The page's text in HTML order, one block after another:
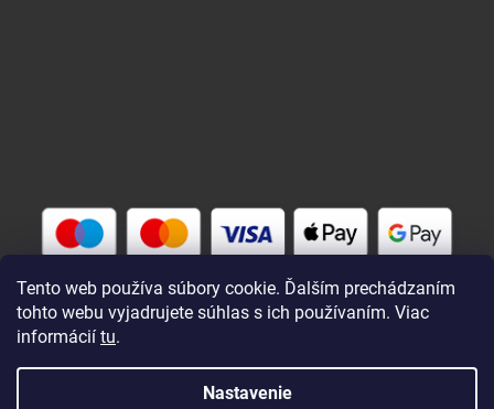
Tento web používa súbory cookie. Ďalším prechádzaním
tohto webu vyjadrujete súhlas s ich používaním. Viac
informácií tu.
Nastavenie